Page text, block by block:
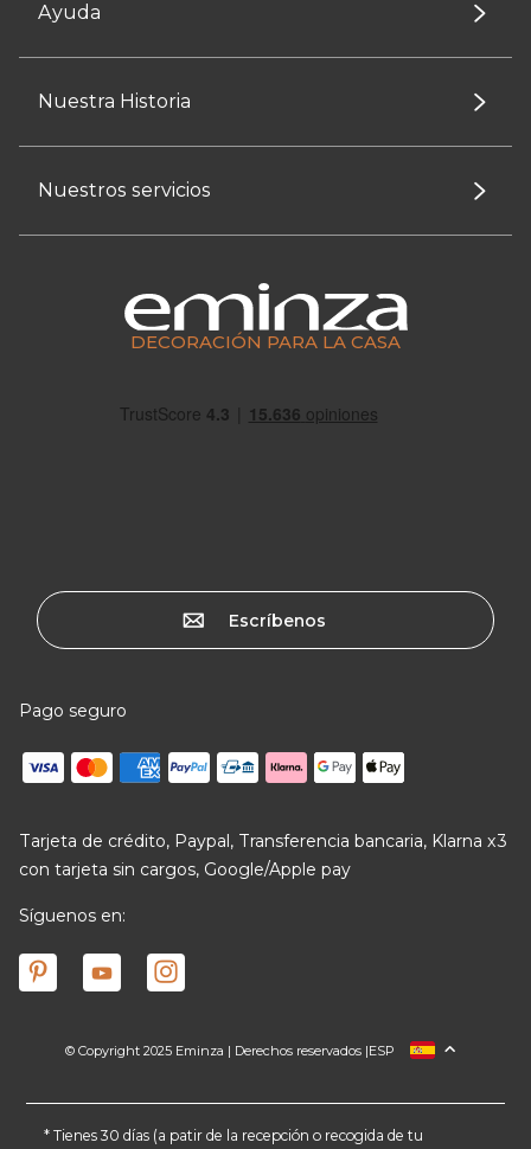
Ayuda
Nuestra Historia
Nuestros servicios
DECORACIÓN PARA LA CASA
Escríbenos
Pago seguro
Tarjeta de crédito, Paypal, Transferencia bancaria, Klarna x3
con tarjeta sin cargos, Google/Apple pay
Síguenos en:
© Copyright 2025 Eminza | Derechos reservados |
FRANCIA
ALEMANIA
ESP
* Tienes 30 días (a patir de la recepción o recogida de tu